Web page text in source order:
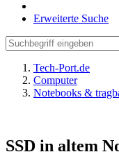
Erweiterte Suche
Tech-Port.de
Computer
Notebooks &
SSD in altem